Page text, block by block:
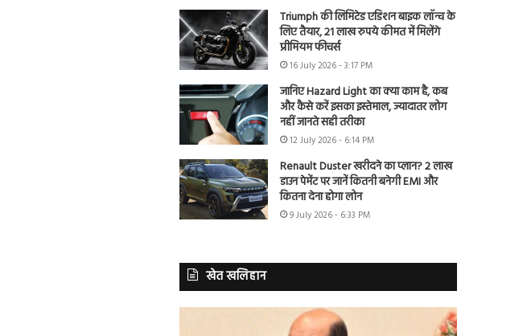
Triumph की लिमिटेड एडिशन बाइक लॉन्च के
लिए तैयार, 21 लाख रुपये कीमत में मिलेंगे
प्रीमियम फीचर्स
16 July 2026 - 3:17 PM
जानिए Hazard Light का क्या काम है, कब
और कैसे करें इसका इस्तेमाल, ज्यादातर लोग
नहीं जानते सही तरीका
12 July 2026 - 6:14 PM
Renault Duster खरीदने का प्लान? 2 लाख
डाउन पेमेंट पर जानें कितनी बनेगी EMI और
कितना देना होगा लोन
9 July 2026 - 6:33 PM
खेत खलिहान